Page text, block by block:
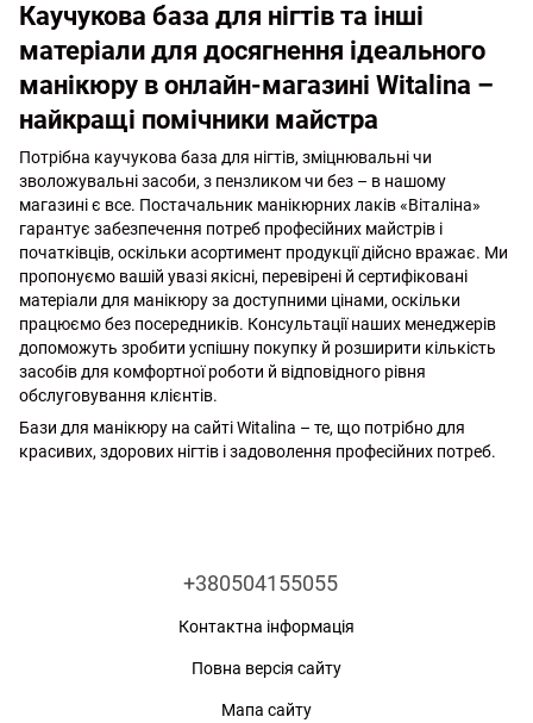
Каучукова база для нігтів та інші
матеріали для досягнення ідеального
манікюру в онлайн-магазині Witalina –
найкращі помічники майстра
Потрібна каучукова база для нігтів, зміцнювальні чи
зволожувальні засоби, з пензликом чи без – в нашому
магазині є все. Постачальник манікюрних лаків «Віталіна»
гарантує забезпечення потреб професійних майстрів і
початківців, оскільки асортимент продукції дійсно вражає. Ми
пропонуємо вашій увазі якісні, перевірені й сертифіковані
матеріали для манікюру за доступними цінами, оскільки
працюємо без посередників. Консультації наших менеджерів
допоможуть зробити успішну покупку й розширити кількість
засобів для комфортної роботи й відповідного рівня
обслуговування клієнтів.
Бази для манікюру на сайті Witalina – те, що потрібно для
красивих, здорових нігтів і задоволення професійних потреб.
+380504155055
Контактна інформація
Повна версія сайту
Мапа сайту